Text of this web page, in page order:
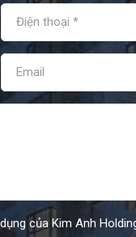
của Kim Anh